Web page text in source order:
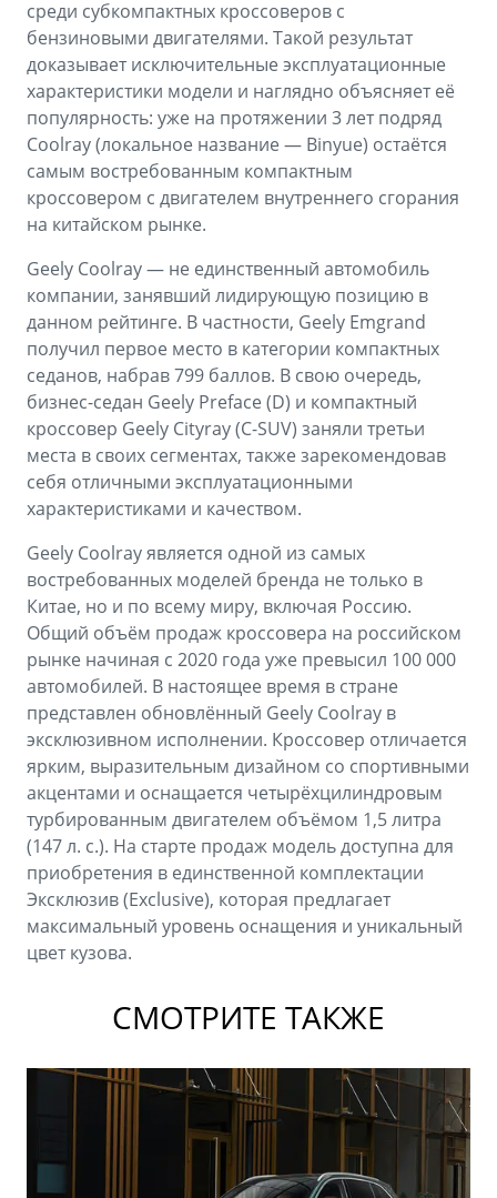
среди субкомпактных кроссоверов с
бензиновыми двигателями. Такой результат
доказывает исключительные эксплуатационные
характеристики модели и наглядно объясняет её
популярность: уже на протяжении 3 лет подряд
Coolray (локальное название — Binyue) остаётся
самым востребованным компактным
кроссовером с двигателем внутреннего сгорания
на китайском рынке.
Geely Coolray — не единственный автомобиль
компании, занявший лидирующую позицию в
данном рейтинге. В частности, Geely Emgrand
получил первое место в категории компактных
седанов, набрав 799 баллов. В свою очередь,
бизнес-седан Geely Preface (D) и компактный
кроссовер Geely Cityray (C-SUV) заняли третьи
места в своих сегментах, также зарекомендовав
себя отличными эксплуатационными
характеристиками и качеством.
Geely Coolray является одной из самых
востребованных моделей бренда не только в
Китае, но и по всему миру, включая Россию.
Общий объём продаж кроссовера на российском
рынке начиная с 2020 года уже превысил 100 000
автомобилей. В настоящее время в стране
представлен обновлённый Geely Coolray в
эксклюзивном исполнении. Кроссовер отличается
ярким, выразительным дизайном со спортивными
акцентами и оснащается четырёхцилиндровым
турбированным двигателем объёмом 1,5 литра
(147 л. с.). На старте продаж модель доступна для
приобретения в единственной комплектации
Эксклюзив (Exclusive), которая предлагает
максимальный уровень оснащения и уникальный
цвет кузова.
СМОТРИТЕ ТАКЖЕ